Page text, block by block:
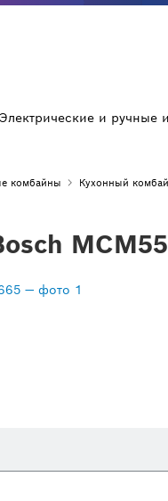
Электрические и ручные
комбайны Кухонный